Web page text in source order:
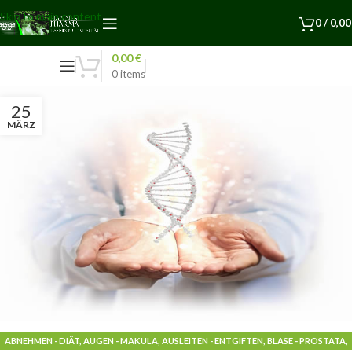
Skip to main content 0/
0items
0,00€
25
MÄRZ
ABNEHMEN - DIÄT, AUGEN - MAKULA, AUSLEITEN - ENTGIFTEN BLASE - PROSTATA,